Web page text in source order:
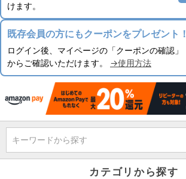
けます。
既存会員の方にもクーポンをプレゼント！
ログイン後、マイページの「クーポンの確認」
からご確認いただけます。 →使用方法
キーワードから探す
カテゴリから探す